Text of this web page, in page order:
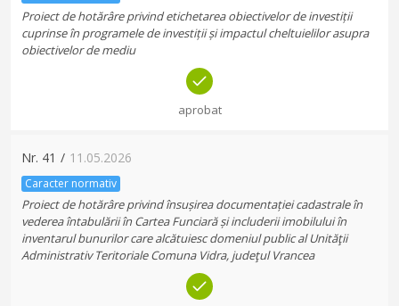
Proiect de hotărâre privind etichetarea obiectivelor de investiții
cuprinse în programele de investiții și impactul cheltuielilor asupra
obiectivelor de mediu
aprobat
Nr. 41 / 11.05.2026
Caracter normativ
Proiect de hotărâre privind însușirea documentației cadastrale în
vederea întabulării în Cartea Funciară și includerii imobilului în
inventarul bunurilor care alcătuiesc domeniul public al Unităţii
Administrativ Teritoriale Comuna Vidra, judeţul Vrancea